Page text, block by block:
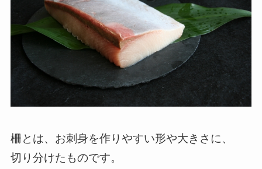
柵とは、お刺身を作りやすい形や大きさに、
切り分けたものです。